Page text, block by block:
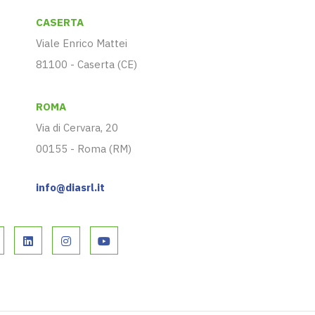
CASERTA
Viale Enrico Mattei
81100 - Caserta (CE)
ROMA
Via di Cervara, 20
00155 - Roma (RM)
info@diasrl.it